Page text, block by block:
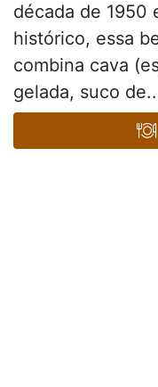
década de 1950
histórico, essa
combina cava
gelada, suco